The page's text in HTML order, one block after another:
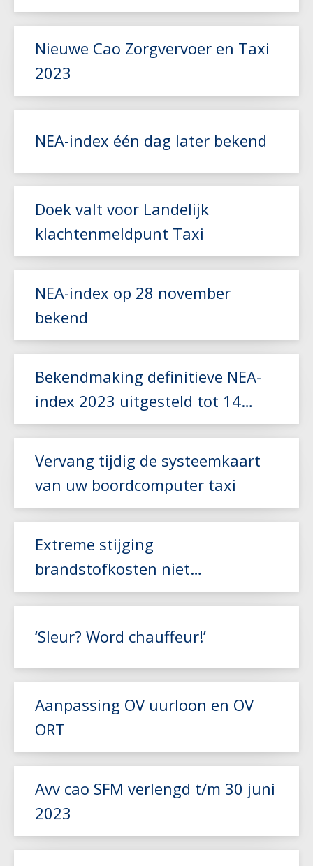
Nieuwe Cao Zorgvervoer en Taxi
2023
Lees meer
NEA-index één dag later bekend
Doek valt voor Landelijk
klachtenmeldpunt Taxi
NEA-index op 28 november
bekend
Bekendmaking definitieve NEA-
index 2023 uitgesteld tot 14
november
Lees meer
Vervang tijdig de systeemkaart
van uw boordcomputer taxi
Extreme stijging
brandstofkosten niet
gecompenseerd door NEA-index
Lees meer
‘Sleur? Word chauffeur!’
Aanpassing OV uurloon en OV
ORT
Avv cao SFM verlengd t/m 30 juni
2023